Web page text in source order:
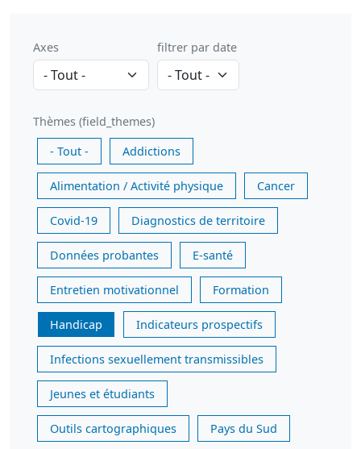
Axes filtrer par date
Thèmes (field_themes)
- Tout -
Addictions
Alimentation / Activité physique Cancer
Covid-19 Diagnostics de territoire
Données probantes E-santé
Entretien motivationnel Formation
Handicap Indicateurs prospectifs
Infections sexuellement transmissibles
Jeunes et étudiants
Outils cartographiques Pays du Sud